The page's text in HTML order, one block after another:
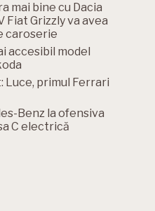
mai bine cu Dacia
Fiat Grizzly va avea
caroserie
accesibil model
Luce, primul Ferrari
Benz la ofensiva
C electrică